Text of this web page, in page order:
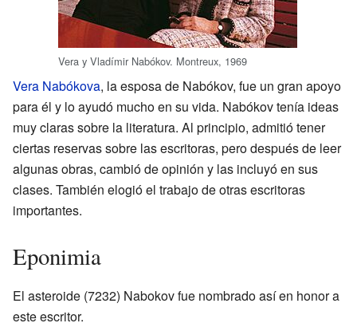
Vera y Vladímir Nabókov. Montreux, 1969
Vera Nabókova, la esposa de Nabókov, fue un gran apoyo
para él y lo ayudó mucho en su vida. Nabókov tenía ideas
muy claras sobre la literatura. Al principio, admitió tener
ciertas reservas sobre las escritoras, pero después de leer
algunas obras, cambió de opinión y las incluyó en sus
clases. También elogió el trabajo de otras escritoras
importantes.
Eponimia
El asteroide (7232) Nabokov fue nombrado así en honor a
este escritor.